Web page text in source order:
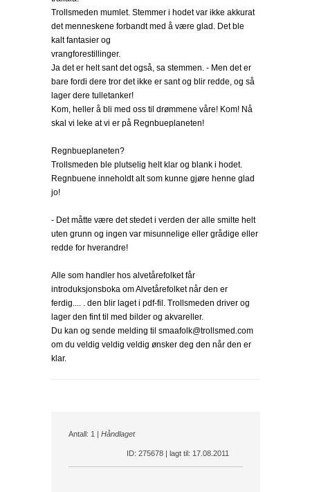
Trollsmeden mumlet. Stemmer i hodet var ikke akkurat
det menneskene forbandt med å være glad. Det ble
kalt fantasier og
vrangforestillinger.
Ja det er helt sant det også, sa stemmen. - Men det er
bare fordi dere tror det ikke er sant og blir redde, og så
lager dere tulletanker!
Kom, heller å bli med oss til drømmene våre! Kom! Nå
skal vi leke at vi er på Regnbueplaneten!
Regnbueplaneten?
Trollsmeden ble plutselig helt klar og blank i hodet.
Regnbuene inneholdt alt som kunne gjøre henne glad
jo!
- Det måtte være det stedet i verden der alle smilte helt
uten grunn og ingen var misunnelige eller grådige eller
redde for hverandre!
Alle som handler hos alvetårefolket får
introduksjonsboka om Alvetårefolket når den er
ferdig.... . den blir laget i pdf-fil. Trollsmeden driver og
lager den fint til med bilder og akvareller.
Du kan og sende melding til smaafolk@trollsmed.com
om du veldig veldig veldig ønsker deg den når den er
klar.
Antall: 1 | Håndlaget
ID: 275678 | lagt til: 17.08.2011